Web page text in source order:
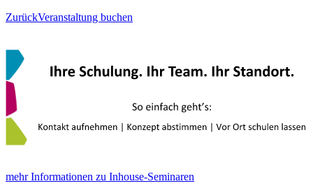
ZurückVeranstaltung buchen
mehr Informationen zu Inhouse-Seminaren